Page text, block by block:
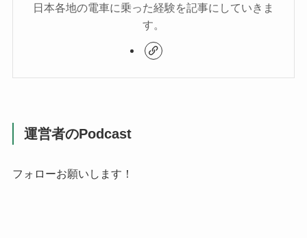
日本各地の電車に乗った経験を記事にしていきま
す。
運営者のPodcast
フォローお願いします！